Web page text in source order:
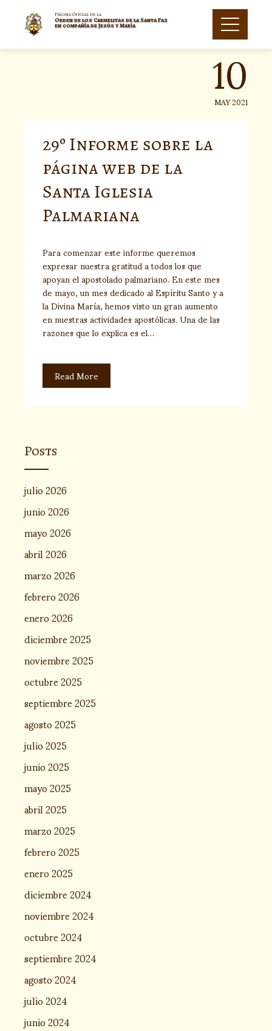
content
Página Oficial de la
Orden de los Carmelitas de la Santa Faz
en compañía de Jesús y María 10
MAY 2021
29º Informe sobre la
página web de la
Santa Iglesia
Palmariana
Para comenzar este informe queremos
expresar nuestra gratitud a todos los que
apoyan el apostolado palmariano. En este mes
de mayo, un mes dedicado al Espíritu Santo y a
la Divina María, hemos visto un gran aumento
en nuestras actividades apostólicas. Una de las
razones que lo explica es el…
Read More
Posts
julio 2026
junio 2026
mayo 2026
abril 2026
marzo 2026
febrero 2026
enero 2026
diciembre 2025
noviembre 2025
octubre 2025
septiembre 2025
agosto 2025
julio 2025
junio 2025
mayo 2025
abril 2025
marzo 2025
febrero 2025
enero 2025
diciembre 2024
noviembre 2024
octubre 2024
septiembre 2024
agosto 2024
julio 2024
junio 2024